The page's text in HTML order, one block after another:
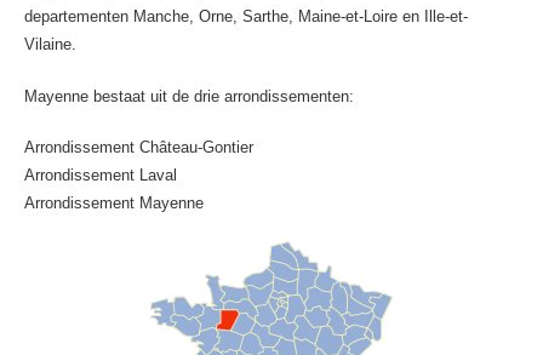
departementen Manche, Orne, Sarthe, Maine-et-Loire en Ille-et-
Vilaine.
Mayenne bestaat uit de drie arrondissementen:
Arrondissement Château-Gontier
Arrondissement Laval
Arrondissement Mayenne